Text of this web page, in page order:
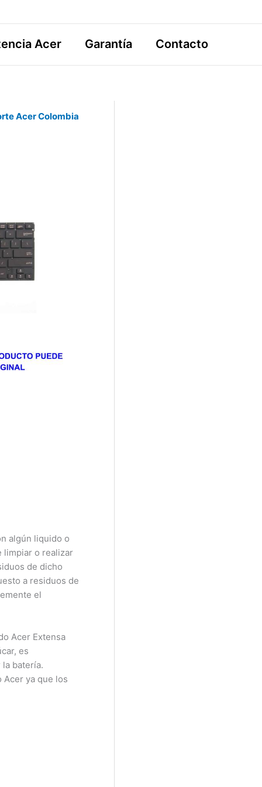
Acer Garantía Contacto
Acer Colombia
algún liquido o
limpiar o realizar
de dicho
a residuos de
el
Acer Extensa
es
batería.
ya que los